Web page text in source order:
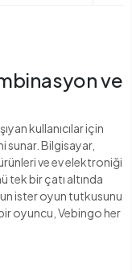
ve
kullanıcılar için
sunar. Bilgisayar,
ve ev elektroniği
tek bir çatı altında
ister oyun tutkusunu
oyuncu, Vebingo her